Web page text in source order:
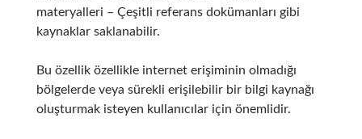
materyalleri – Çeşitli referans dokümanları gibi
kaynaklar saklanabilir.
Bu özellik özellikle internet erişiminin olmadığı
bölgelerde veya sürekli erişilebilir bir bilgi kaynağı
oluşturmak isteyen kullanıcılar için önemlidir.